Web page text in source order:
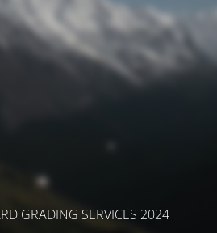
GRADING SERVICES 2024